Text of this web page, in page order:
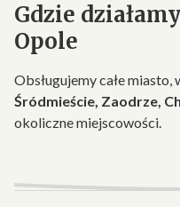
Gdzie
Opole
Obsługujemy całe
Śródmieście, Zaodrze,
okoliczne miejscowości.